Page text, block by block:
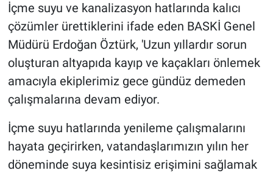
İçme suyu ve kanalizasyon hatlarında kalıcı
çözümler ürettiklerini ifade eden BASKİ Genel
Müdürü Erdoğan Öztürk, 'Uzun yıllardır sorun
oluşturan altyapıda kayıp ve kaçakları önlemek
amacıyla ekiplerimiz gece gündüz demeden
çalışmalarına devam ediyor.
İçme suyu hatlarında yenileme çalışmalarını
hayata geçirirken, vatandaşlarımızın yılın her
döneminde suya kesintisiz erişimini sağlamak